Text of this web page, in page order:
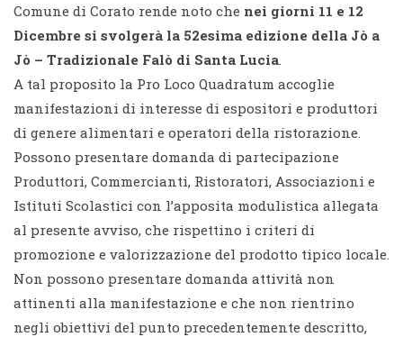
Comune di Corato rende noto che nei giorni 11 e 12
Dicembre si svolgerà la 52esima edizione della Jò a
Jò – Tradizionale Falò di Santa Lucia
A tal proposito la Pro Loco Quadratum accoglie
manifestazioni di interesse di espositori e produttori
di genere alimentari e operatori della ristorazione.
Possono presentare domanda di partecipazione
Produttori, Commercianti, Ristoratori, Associazioni e
Istituti Scolastici con l’apposita modulistica allegata
al presente avviso, che rispettino i criteri di
promozione e valorizzazione del prodotto tipico locale.
Non possono presentare domanda attività non
attinenti alla manifestazione e che non rientrino
negli obiettivi del punto precedentemente descritto,